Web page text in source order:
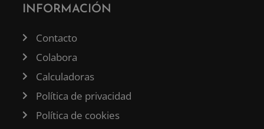
INFORMACIÓN
Contacto
Colabora
Calculadoras
Política de privacidad
Política de cookies